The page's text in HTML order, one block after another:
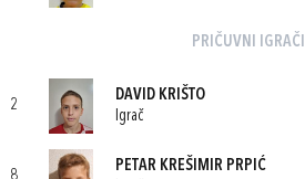
PRIČUVNI IGRAČI
2
DAVID KRIŠTO
Igrač
PETAR KREŠIMIR PRPIĆ